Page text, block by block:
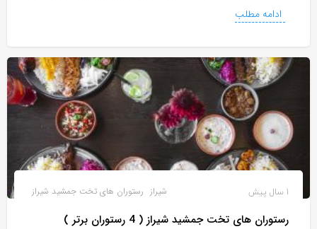
ادامه مطلب
شیراز رستوران های تخت جمشید شیراز
رستوران های تخت جمشید شیراز ( 4 رستوران برتر )